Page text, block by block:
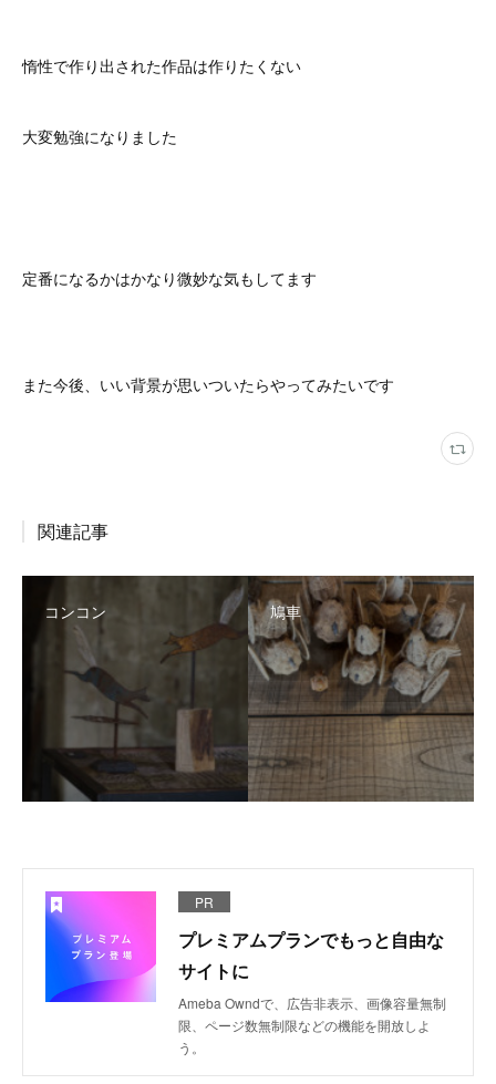
惰性で作り出された作品は作りたくない
大変勉強になりました
定番になるかはかなり微妙な気もしてます
また今後、いい背景が思いついたらやってみたいです
関連記事
コンコン 鳩車
PR
プレミアムプランでもっと自由な
サイトに
Ameba Owndで、広告非表示、画像容量無制
限、ページ数無制限などの機能を開放しよ
う。